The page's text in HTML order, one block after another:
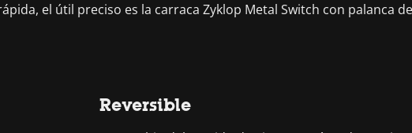
el útil preciso es la carraca Zyklop Metal Switch con palanca
Reversible